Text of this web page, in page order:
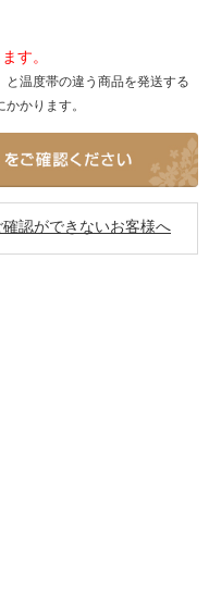
す。
温度帯の違う商品を発送する
かります。
認ができないお客様へ